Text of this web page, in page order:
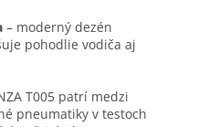
– moderný dezén
pohodlie vodiča aj
T005 patrí medzi
pneumatiky v testoch